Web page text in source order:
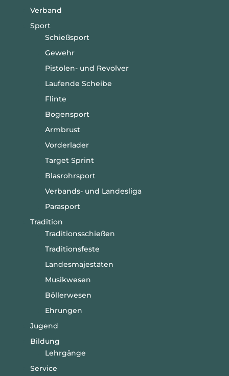
Verband
Sport
Schießsport
Gewehr
Pistolen- und Revolver
Laufende Scheibe
Flinte
Bogensport
Armbrust
Vorderlader
Target Sprint
Blasrohrsport
Verbands- und Landesliga
Parasport
Tradition
Traditionsschießen
Traditionsfeste
Landesmajestäten
Musikwesen
Böllerwesen
Ehrungen
Jugend
Bildung
Lehrgänge
Service